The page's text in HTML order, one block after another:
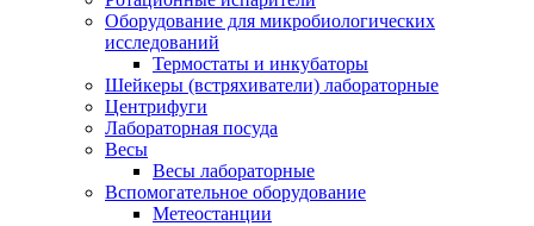
Оборудование для микробиологических
исследований
Термостаты и инкубаторы
Шейкеры (встряхиватели) лабораторные
Центрифуги
Лабораторная посуда
Весы
Весы лабораторные
Вспомогательное оборудование
Метеостанции